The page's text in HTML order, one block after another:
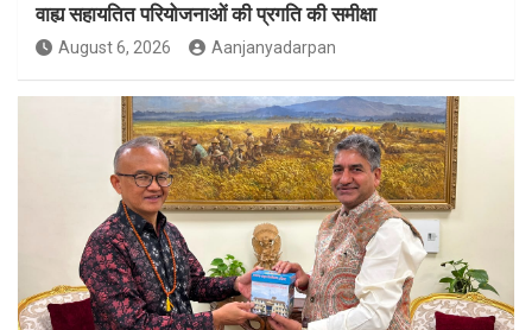
वाह्य सहायतित परियोजनाओं की प्रगति की समीक्षा
August 6, 2026 Aanjanyadarpan